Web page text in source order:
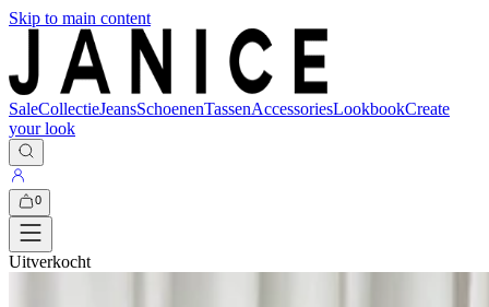
Skip to main content
SaleCollectieJeansSchoenenTassenAccessoriesLookbookCreate
your look
0
Uitverkocht